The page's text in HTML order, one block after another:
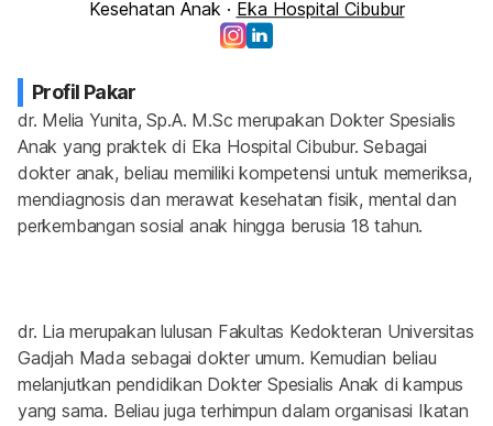
Kesehatan Anak · Eka Hospital Cibubur
Profil Pakar
dr. Melia Yunita, Sp.A. M.Sc merupakan Dokter Spesialis
Anak yang praktek di Eka Hospital Cibubur. Sebagai
dokter anak, beliau memiliki kompetensi untuk memeriksa,
mendiagnosis dan merawat kesehatan fisik, mental dan
perkembangan sosial anak hingga berusia 18 tahun.
dr. Lia merupakan lulusan Fakultas Kedokteran Universitas
Gadjah Mada sebagai dokter umum. Kemudian beliau
melanjutkan pendidikan Dokter Spesialis Anak di kampus
yang sama. Beliau juga terhimpun dalam organisasi Ikatan